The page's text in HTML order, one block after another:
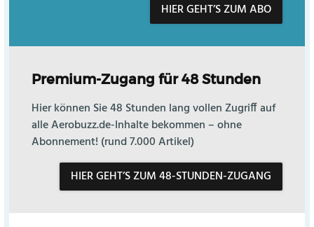
HIER GEHT’S ZUM ABO
Premium-Zugang für 48 Stunden
Hier können Sie 48 Stunden lang vollen Zugriff auf
alle Aerobuzz.de-Inhalte bekommen – ohne
Abonnement! (rund 7.000 Artikel)
HIER GEHT’S ZUM 48-STUNDEN-ZUGANG